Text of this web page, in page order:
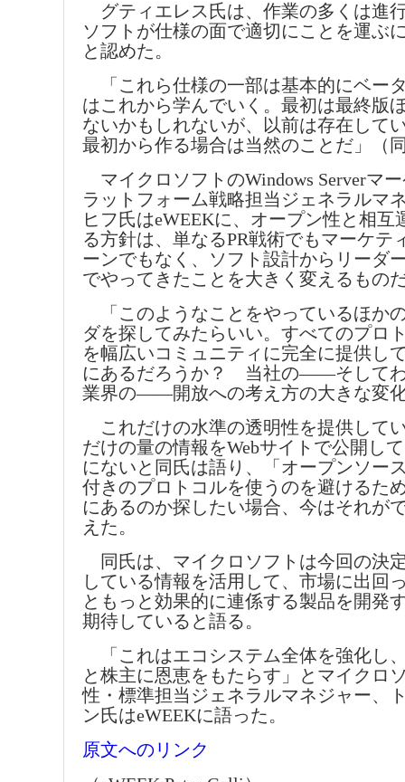
グティエレス氏は、作業の多くは進
ソフトが仕様の面で適切にことを運ぶ
と認めた。
「これら仕様の一部は基本的にベー
はこれから学んでいく。最初は最終版
ないかもしれないが、以前は存在して
最初から作る場合は当然のことだ」（
マイクロソフトのWindows Serverマ
ラットフォーム戦略担当ジェネラルマ
ヒフ氏はeWEEKに、オープン性と相互
る方針は、単なるPR戦術でもマーケテ
ーンでもなく、ソフト設計からリーダ
でやってきたことを大きく変えるもの
「このようなことをやっているほか
ダを探してみたらいい。すべてのプロ
を幅広いコミュニティに完全に提供し
にあるだろうか？ 当社の――そして
業界の――開放への考え方の大きな変
これだけの水準の透明性を提供して
だけの量の情報をWebサイトで公開し
にないと同氏は語り、「オープンソー
付きのプロトコルを使うのを避けるた
にあるのか探したい場合、今はそれが
えた。
同氏は、マイクロソフトは今回の決
している情報を活用して、市場に出回
ともっと効果的に連係する製品を開発
期待していると語る。
「これはエコシステム全体を強化し
と株主に恩恵をもたらす」とマイクロ
性・標準担当ジェネラルマネジャー、
ン氏はeWEEKに語った。
原文へのリンク